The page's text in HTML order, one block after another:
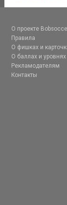
О проекте
Правила
О фишках и
О баллах и уровнях
Рекламодателям
Контакты